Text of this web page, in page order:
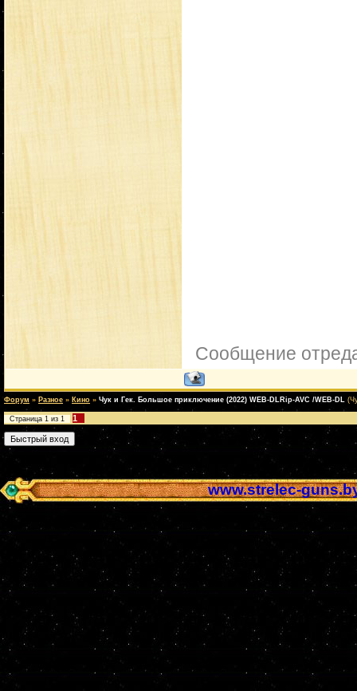
Сообщение
Форум » Разное » Кино » Чук и Гек. Большое приключение (2022) WEB-DLRip-AVC /WEB-DL
Страница 1 из 1 1
www.strelec-